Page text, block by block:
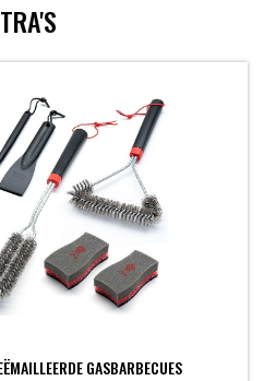
GASBARBECUES